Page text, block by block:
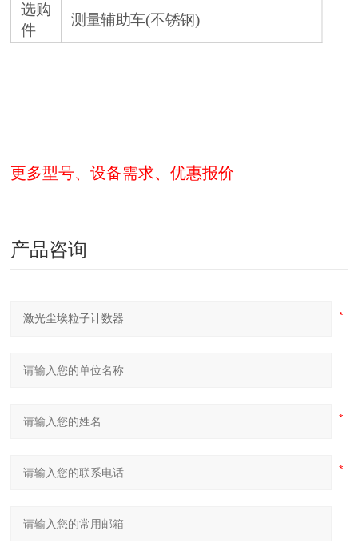
选购
件
测量辅助车(不锈钢)
更多型号、设备需求、优惠报价
产品咨询